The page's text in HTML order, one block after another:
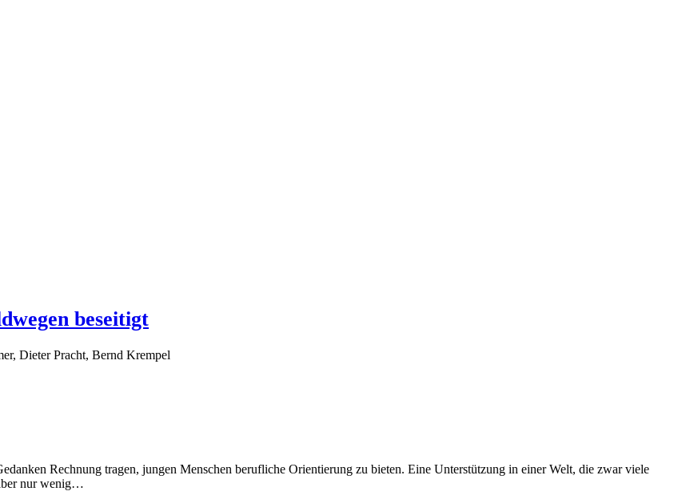
beseitigt
Dieter Pracht, Bernd Krempel
Rechnung tragen, jungen Menschen berufliche Orientierung zu bieten. Eine Unterstützung in einer Welt, die zwar viele
nur wenig…